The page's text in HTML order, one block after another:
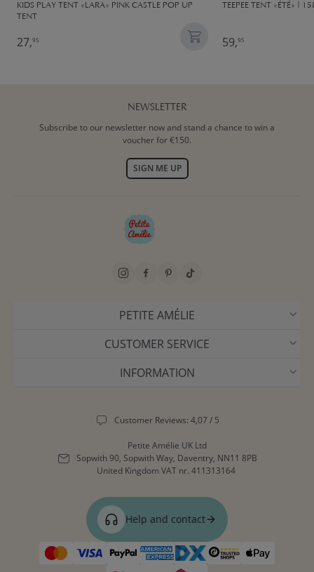
KIDS PLAY TENT «LARA» PINK CASTLE POP UP
TENT
27,95
TEEPEE TENT «ÉTÉ» |
59,95
NEWSLETTER
Subscribe to our newsletter now and stand a chance to win a
voucher for €150.
SIGN ME UP
PETITE AMÉLIE
CUSTOMER SERVICE
INFORMATION
Customer Reviews: 4,07 / 5
Petite Amélie UK Ltd
Sopwith 90, Sopwith Way, Daventry, NN11 8PB
United Kingdom VAT nr. 411313164
Help and contact